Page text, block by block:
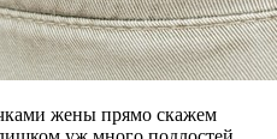
жены прямо скажем